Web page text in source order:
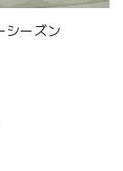
シーズン